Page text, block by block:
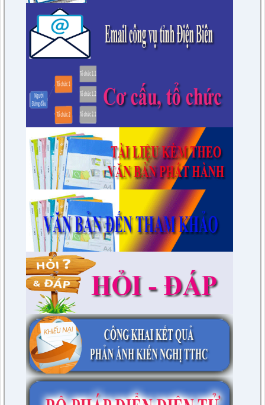
Kế hoạch Học tập, trao đổi kinh nghiệm năm 2023 của HĐND
huyện khóa XXI, nhiệm kỳ 2021 - 2026 tại các huyện thuộc
các tỉnh phía Nam
lượt xem: 15577 | lượt tải:1678
Kế hoạch giám sát việc thực hiện các quy định của pháp luật
về công tác thi hành án dân sự trên địa bàn huyện năm 2021,
2022
lượt xem: 3452 | lượt tải:974
Quyết định thành lập đoàn giám sát việc thực hiện các quy
định của pháp luật về công tác thi hành án dân sự trên địa
bàn huyện năm 2021, 2022
lượt xem: 3387 | lượt tải:597
230/CTr-TT HĐND
Chương trình công tác tháng 03/2023 của TT HĐND
lượt xem: 3379 | lượt tải:461
1/NQ-TTHĐND
Nghị quyết V/v: Điều chỉnh cục bộ quy hoạch chi tiết xây dựng
tỷ lệ 1/500 Khu trung tâm thị trấn Tuần Giáo huyện Tuần Giáo
tỉnh Điện Biên ( Khu dân cư số 1 Thị trấn Tuần Giáo; Khu dân
cư số 2 Thị trấn Tuần Giáo; Khu dân cư mới số 3
lượt xem: 2803 | lượt tải:1456
2/CV-BDT
Đề xuất chuyên đề giám sát năm 2024
lượt xem: 3924 | lượt tải:979
4/CV-BKTXH
Đề xuất nội dung giám sát năm 2024 của TT HĐND huyện
lượt xem: 4941 | lượt tải:1315